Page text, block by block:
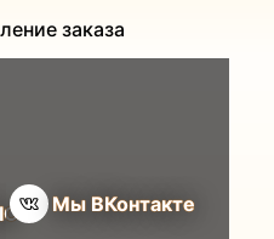
заказа
Мы ВКонтакте